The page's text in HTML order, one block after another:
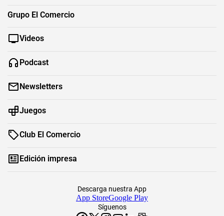
Grupo El Comercio
Videos
Podcast
Newsletters
Juegos
Club El Comercio
Edición impresa
Síguenos
Descarga nuestra App
App StoreGoogle Play